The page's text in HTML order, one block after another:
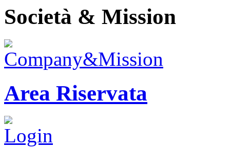
Società & Mission
Area Riservata